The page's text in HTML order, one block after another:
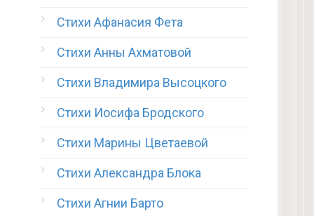
Стихи Афанасия Фета
Стихи Анны Ахматовой
Стихи Владимира Высоцкого
Стихи Иосифа Бродского
Стихи Марины Цветаевой
Стихи Александра Блока
Стихи Агнии Барто